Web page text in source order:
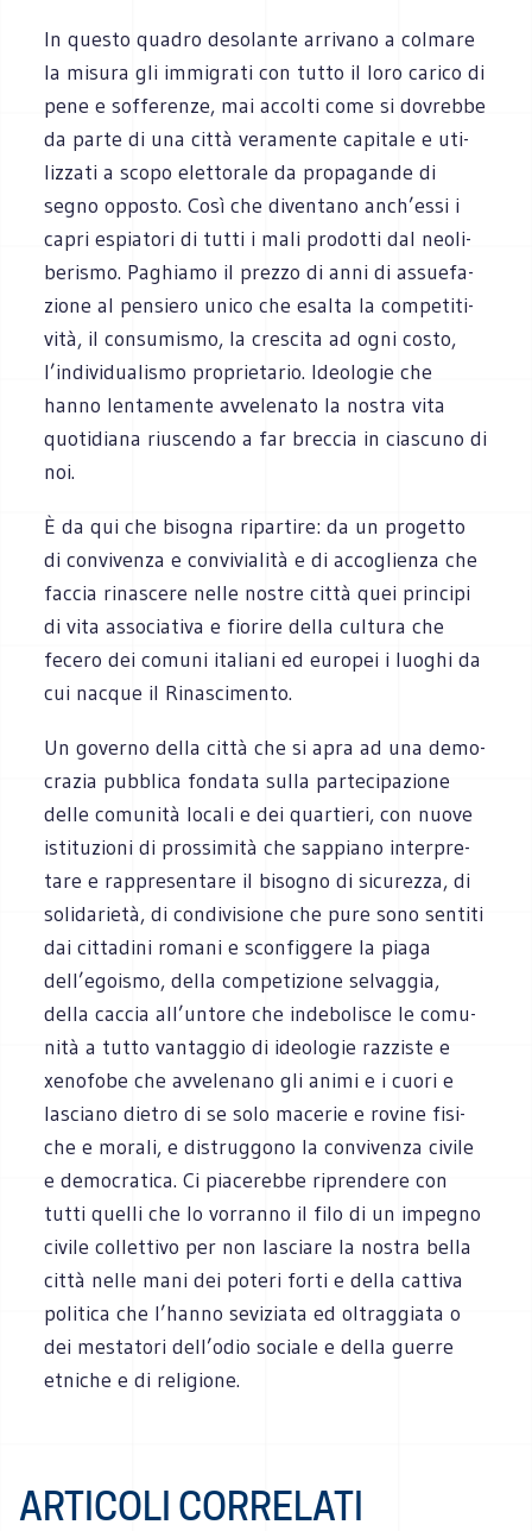
In que­sto qua­dro deso­lante arri­vano a col­mare
la misura gli immi­grati con tutto il loro carico di
pene e sof­fe­renze, mai accolti come si dovrebbe
da parte di una città vera­mente capi­tale e uti­
liz­zati a scopo elet­to­rale da pro­pa­gande di
segno oppo­sto. Così che diven­tano anch’essi i
capri espia­tori di tutti i mali pro­dotti dal neo­li­
be­ri­smo. Paghiamo il prezzo di anni di assue­fa­
zione al pen­siero unico che esalta la com­pe­ti­ti­
vità, il con­su­mi­smo, la cre­scita ad ogni costo,
l’individualismo pro­prie­ta­rio. Ideo­lo­gie che
hanno len­ta­mente avve­le­nato la nostra vita
quo­ti­diana riu­scendo a far brec­cia in cia­scuno di
noi.
È da qui che biso­gna ripar­tire: da un pro­getto
di con­vi­venza e con­vi­via­lità e di acco­glienza che
fac­cia rina­scere nelle nostre città quei prin­cipi
di vita asso­cia­tiva e fio­rire della cul­tura che
fecero dei comuni ita­liani ed euro­pei i luo­ghi da
cui nac­que il Rinascimento.
Un governo della città che si apra ad una demo­
cra­zia pub­blica fon­data sulla par­te­ci­pa­zione
delle comu­nità locali e dei quar­tieri, con nuove
isti­tu­zioni di pros­si­mità che sap­piano inter­pre­
tare e rap­pre­sen­tare il biso­gno di sicu­rezza, di
soli­da­rietà, di con­di­vi­sione che pure sono sen­titi
dai cit­ta­dini romani e scon­fig­gere la piaga
dell’egoismo, della com­pe­ti­zione sel­vag­gia,
della cac­cia all’untore che inde­bo­li­sce le comu­
nità a tutto van­tag­gio di ideo­lo­gie raz­zi­ste e
xeno­fobe che avve­le­nano gli animi e i cuori e
lasciano die­tro di se solo mace­rie e rovine fisi­
che e morali, e distrug­gono la con­vi­venza civile
e demo­cra­tica. Ci pia­ce­rebbe ripren­dere con
tutti quelli che lo vor­ranno il filo di un impe­gno
civile col­let­tivo per non lasciare la nostra bella
città nelle mani dei poteri forti e della cat­tiva
poli­tica che l’hanno sevi­ziata ed oltrag­giata o
dei mesta­tori dell’odio sociale e della guerre
etni­che e di religione.
ARTICOLI CORRELATI